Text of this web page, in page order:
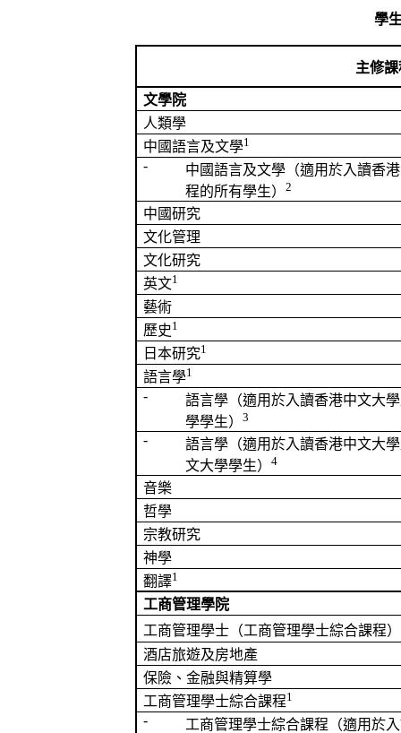
學
主修課
文學院
人類學
中國語言及文學1
- 中國語言及文學（適用於入讀香
程的所有學生） 2
中國研究
文化管理
文化研究
英文1
藝術
歷史1
日本研究1
語言學1
-
語言學（適用於入讀香港中文大
學學生）3
- 語言學（適用於入讀香港中文大
文大學學生）4
音樂
哲學
宗教研究
神學
翻譯1
工商管理學院
工商管理學士（工商管理學士綜合課程
酒店旅遊及房地產
保險、金融與精算學
工商管理學士綜合課程1
- 工商管理學士綜合課程（適用於